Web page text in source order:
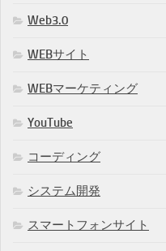
Web3.0
WEBサイト
WEBマーケティング
YouTube
コーディング
システム開発
スマートフォンサイト